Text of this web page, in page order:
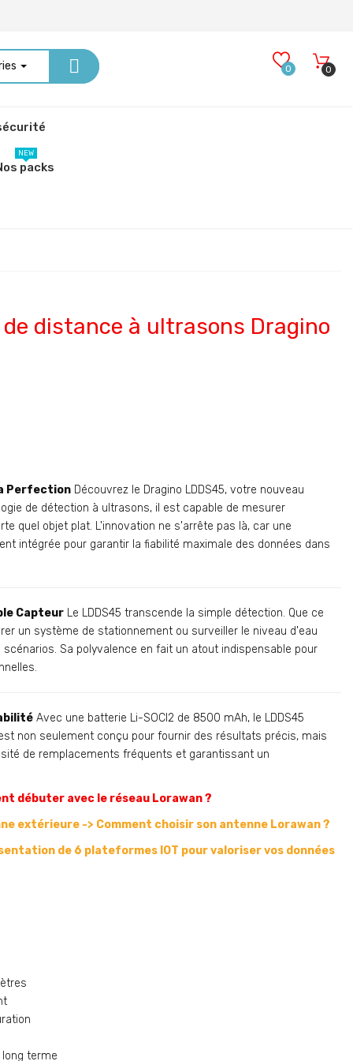
0 0
packs
NEW
distance à ultrasons Dragino
PerfectionDécouvrez le Dragino LDDS45, votre nouveau
de détection à ultrasons, il est capable de mesurer
quel objet plat. L'innovation ne s'arrête pas là, car une
intégrée pour garantir la fiabilité maximale des données dans
CapteurLe LDDS45 transcende la simple détection. Que ce
un système de stationnement ou surveiller le niveau d'eau
Sa polyvalence en fait un atout indispensable pour
Avec une batterie Li-SOCI2 de 8500 mAh, le LDDS45
non seulement conçu pour fournir des résultats précis, mais
de remplacements fréquents et garantissant un
débuter avec le réseau Lorawan ?
extérieure -> Comment choisir son antenne Lorawan ?
de 6 plateformes IOT pour valoriser vos données
terme